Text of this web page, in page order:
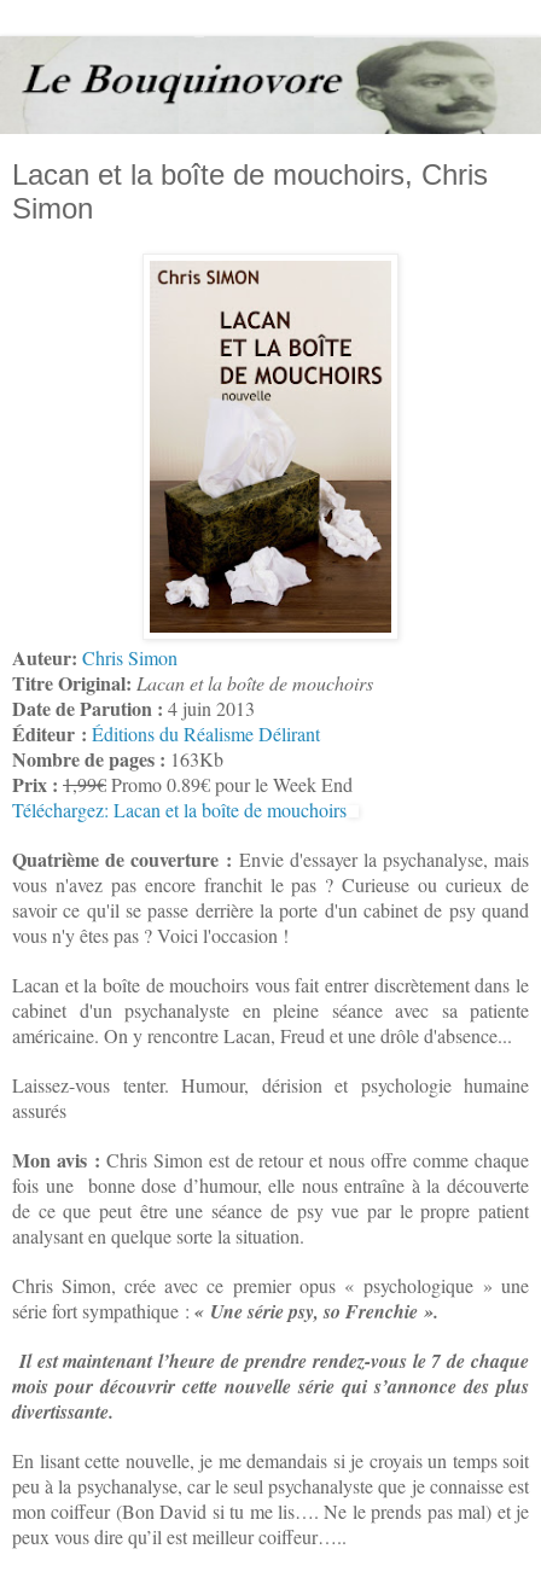
Lacan et la boîte de mouchoirs, Chris
Simon
Auteur: Chris Simon
Titre Original: Lacan et la boîte de mouchoirs
Date de Parution : 4 juin 2013
Éditeur : Éditions du Réalisme Délirant
Nombre de pages : 163Kb
Prix : 1,99€Promo 0.89€ pour le Week End
Téléchargez: Lacan et la boîte de mouchoirs
Quatrième de couverture : Envie d'essayer la psychanalyse, mais
vous n'avez pas encore franchit le pas ? Curieuse ou curieux de
savoir ce qu'il se passe derrière la porte d'un cabinet de psy quand
vous n'y êtes pas ? Voici l'occasion !
Lacan et la boîte de mouchoirs vous fait entrer discrètement dans le
cabinet d'un psychanalyste en pleine séance avec sa patiente
américaine. On y rencontre Lacan, Freud et une drôle d'absence...
Laissez-vous tenter. Humour, dérision et psychologie humaine
assurés
Mon avis : Chris Simon est de retour et nous offre comme chaque
fois une bonne dose d’humour, elle nous entraîne à la découverte
de ce que peut être une séance de psy vue par le propre patient
analysant en quelque sorte la situation.
Chris Simon, crée avec ce premier opus « psychologique » une
série fort sympathique : « Une série psy, so Frenchie ».
Il est maintenant l’heure de prendre rendez-vous le 7 de chaque
mois pour découvrir cette nouvelle série qui s’annonce des plus
divertissante.
En lisant cette nouvelle, je me demandais si je croyais un temps soit
peu à la psychanalyse, car le seul psychanalyste que je connaisse est
mon coiffeur (Bon David si tu me lis…. Ne le prends pas mal) et je
peux vous dire qu’il est meilleur coiffeur…..